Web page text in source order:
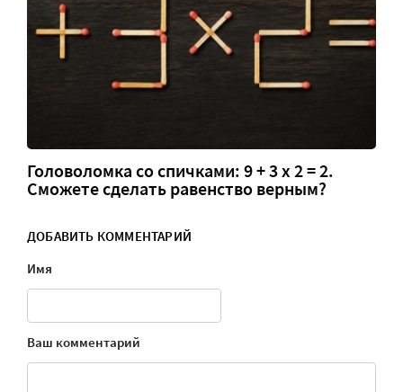
Головоломка со спичками: 9 + 3 х 2 = 2.
Сможете сделать равенство верным?
ДОБАВИТЬ КОММЕНТАРИЙ
Имя
Ваш комментарий